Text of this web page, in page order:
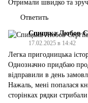
Отримали швидко та
Ответить
Спицька Любов
17.02.2025 в 14:42
Легка пригодницька
Однозначно придбаю
відправили в день
Нажаль, мені попалася
сторінках рядки